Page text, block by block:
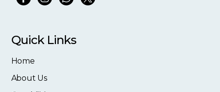
Quick Links
Home
About Us